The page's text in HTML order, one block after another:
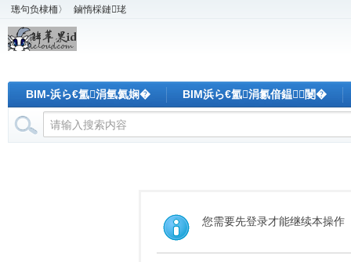
璁句负棣栭〉 鏀惰棌鏈珯
BIM-浜ら€氳涓氫氦娴� BIM浜ら€氳涓氱偣鎾闄�
您需要先登录才能继续本操作